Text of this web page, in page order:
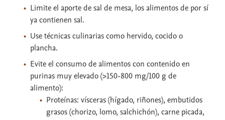
Limite el aporte de sal de mesa, los alimentos de por sí
ya contienen sal.
Use técnicas culinarias como hervido, cocido o
plancha.
Evite el consumo de alimentos con contenido en
purinas muy elevado (>150-800 mg/100 g de
alimento):
Proteínas: vísceras (hígado, riñones), embutidos
grasos (chorizo, lomo, salchichón), carne picada,